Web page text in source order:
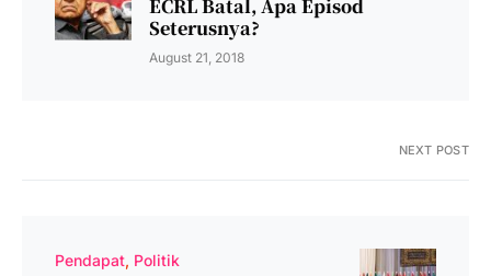
ECRL Batal, Apa Episod
Seterusnya?
August 21, 2018
NEXT POST
Pendapat Politik